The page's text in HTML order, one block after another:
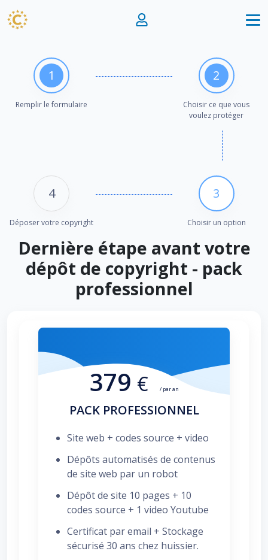
1
Remplir le formulaire
2
Choisir ce que vous
voulez protéger
3
Choisir un option
4
Déposer votre copyright
Dernière étape avant votre
dépôt de copyright - pack
professionnel
379 € / par an
PACK PROFESSIONNEL
Site web + codes source + video
Dépôts automatisés de contenus
de site web par un robot
Dépôt de site 10 pages + 10
codes source + 1 video Youtube
Certificat par email + Stockage
sécurisé 30 ans chez huissier.